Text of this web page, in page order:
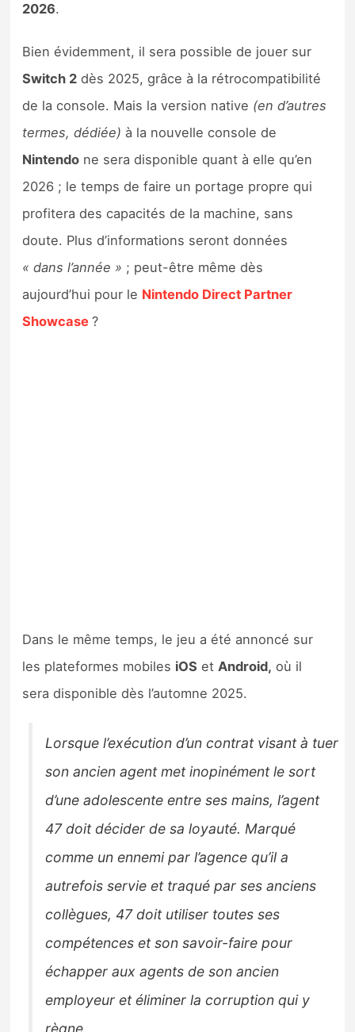
Guides
2026.
Bien évidemment, il sera possible de jouer sur
Switch 2 dès 2025, grâce à la rétrocompatibilité
de la console. Mais la version native (en d’autres
termes, dédiée) à la nouvelle console de
Nintendo ne sera disponible quant à elle qu’en
2026 ; le temps de faire un portage propre qui
profitera des capacités de la machine, sans
doute. Plus d’informations seront données
« dans l’année » ; peut-être même dès
aujourd’hui pour le Nintendo Direct Partner
Showcase ?
Dans le même temps, le jeu a été annoncé sur
les plateformes mobiles iOS et Android, où il
sera disponible dès l’automne 2025.
Lorsque l’exécution d’un contrat visant à tuer
son ancien agent met inopinément le sort
d’une adolescente entre ses mains, l’agent
47 doit décider de sa loyauté. Marqué
comme un ennemi par l’agence qu’il a
autrefois servie et traqué par ses anciens
collègues, 47 doit utiliser toutes ses
compétences et son savoir-faire pour
échapper aux agents de son ancien
employeur et éliminer la corruption qui y
règne.